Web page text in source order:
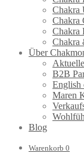
Chakra
Chakra
Chakra
Chakra
Über
B2B
English
Maren
Blog
Warenkorb 0